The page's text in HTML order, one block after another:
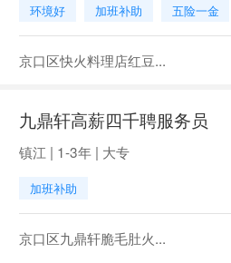
环境好 加班补助 五险一金
京口区快火料理店红豆...
九鼎轩高薪四千聘服务员
镇江 | 1-3年 | 大专
加班补助
京口区九鼎轩脆毛肚火...